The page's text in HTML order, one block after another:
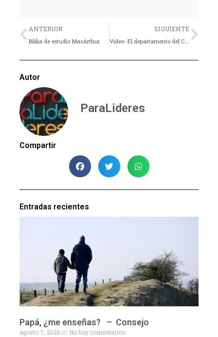
Previo
ANTERIOR
Biblia de estudio MacArthur
SIGUIENTE
Video- El departamento del Corazón
Autor
ParaLideres
Compartir
Entradas recientes
Papá, ¿me enseñas? – Consejo
agosto 7, 2026
No hay comentarios